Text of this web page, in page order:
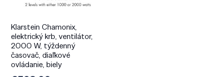
Klarstein Chamonix,
elektrický krb, ventilátor,
2000 W, týždenný
časovač, diaľkové
ovládanie, biely